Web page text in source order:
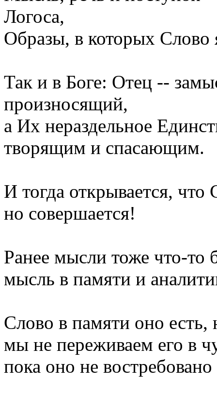
Логоса,
Образы, в которых Слово
Так и в Боге: Отец --
произносящий,
а Их нераздельное
творящим и спасающим.
И тогда открывается, что
но совершается!
Ранее мысли тоже что-то
мысль в памяти и
Слово в памяти оно есть,
мы не переживаем его в
пока оно не